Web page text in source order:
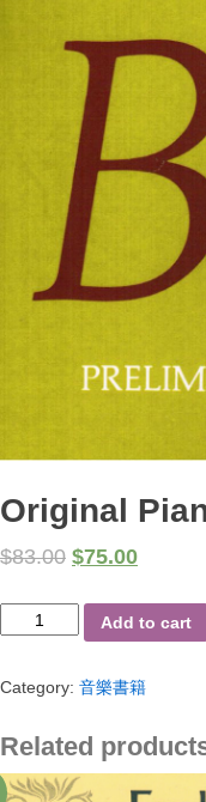
Original
$83.00 $75.00
Original
Pianoforte
Book
quantity
Add to cart
Category: 音樂書籍
Related